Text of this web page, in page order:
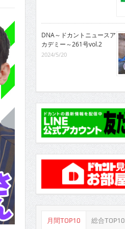
DNA～ドカントニュースア
カデミー～261号vol.2
2024/5/20
月間TOP10 総合TOP10